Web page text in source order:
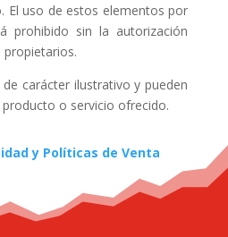
El uso de estos elementos por
prohibido sin la autorización
carácter ilustrativo y pueden
o servicio ofrecido.
y Políticas de Venta